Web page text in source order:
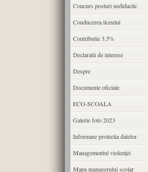
Concurs posturi nedidactic
Conducerea liceului
Contributie 3.5%
Declaratii de interese
Despre
Documente oficiale
ECO-SCOALA
Galerie foto 2023
Informare protectia datelor
Managementul violenței
Mapa managerului scolar